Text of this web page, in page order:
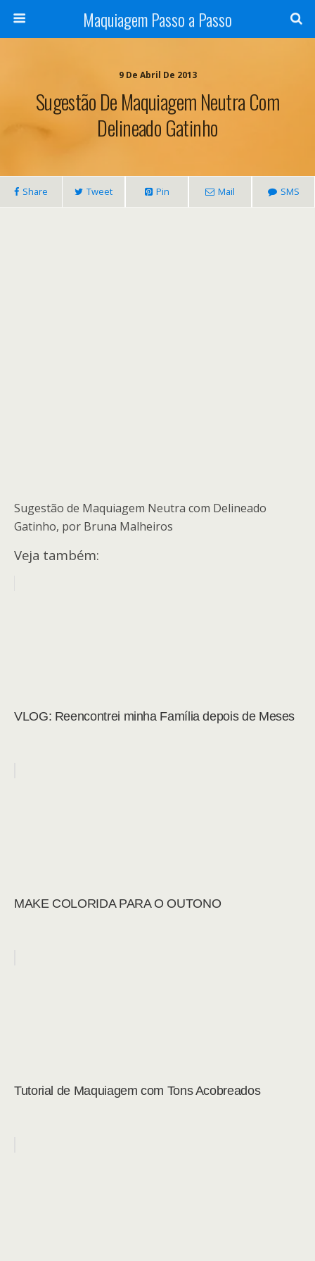
Maquiagem Passo a Passo
9 De Abril De 2013
Sugestão De Maquiagem Neutra Com
Delineado Gatinho
Share Tweet Pin Mail SMS
Sugestão de Maquiagem Neutra com Delineado
Gatinho, por Bruna Malheiros
Veja também:
VLOG: Reencontrei minha Família depois de Meses
MAKE COLORIDA PARA O OUTONO
Tutorial de Maquiagem com Tons Acobreados